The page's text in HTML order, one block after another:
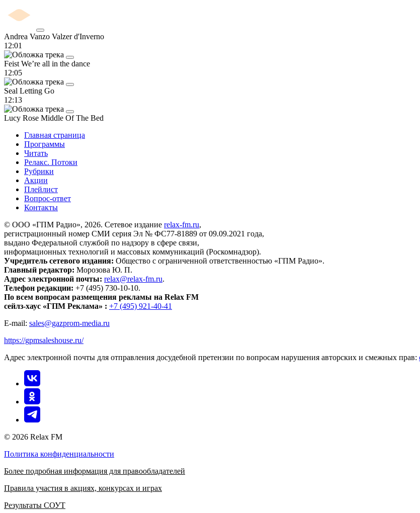
Andrea Vanzo Valzer d'Inverno
12:01
Feist We’re all in the dance
12:05
Seal Letting Go
12:13
Lucy Rose Middle Of The Bed
Главная страница
Программы
Читать
Релакс. Потоки
Рубрики
Акции
Плейлист
Вопрос-ответ
Контакты
© ООО «ГПМ Радио», 2026. Сетевое издание relax-fm.ru,
регистрационный номер СМИ серия Эл № ФС77-81889 от 09.09.2021 года,
выдано Федеральной службой по надзору в сфере связи,
информационных технологий и массовых коммуникаций (Роскомнадзор).
Учредитель сетевого издания: Общество с ограниченной ответственностью «ГПМ Радио».
Главный редактор: Морозова Ю. П.
Адрес электронной почты: relax@relax-fm.ru.
Телефон редакции: +7 (495) 730-10-10.
По всем вопросам размещения рекламы на Relax FM
сейлз-хаус «ГПМ Реклама» : +7 (495) 921-40-41
E-mail: sales@gazprom-media.ru
https://gpmsaleshouse.ru/
Адрес электронной почты для отправления досудебной претензии по вопросам нарушения авторских и смежных прав:
© 2026 Relax FM
Политика конфиденциальности
Более подробная информация для правообладателей
Правила участия в акциях, конкурсах и играх
Результаты СОУТ